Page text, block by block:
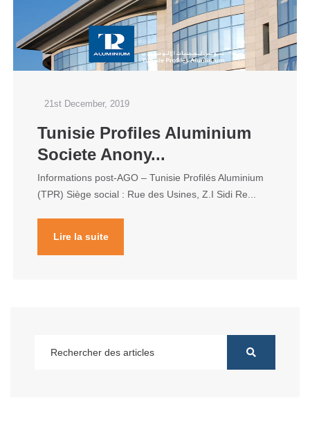
21st December, 2019
Tunisie Profiles Aluminium
Societe Anony...
Informations post-AGO – Tunisie Profilés Aluminium
(TPR) Siège social : Rue des Usines, Z.I Sidi Re...
Lire la suite